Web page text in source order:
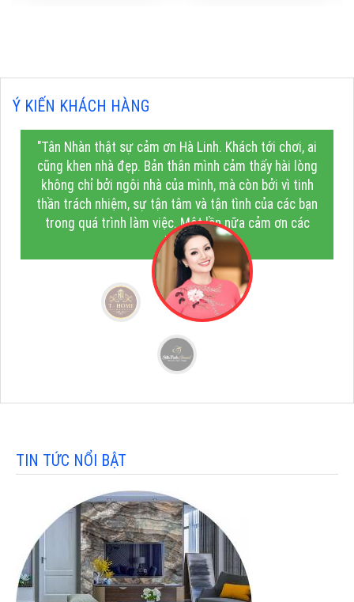
Ý KIẾN KHÁCH HÀNG
"Tân Nhàn thật sự cảm ơn Hà Linh. Khách tới chơi, ai
cũng khen nhà đẹp. Bản thân mình cảm thấy hài lòng
không chỉ bởi ngôi nhà của mình, mà còn bởi vì tinh
thần trách nhiệm, sự tận tâm và tận tình của các bạn
trong quá trình làm việc. Một lần nữa cảm ơn các
bạn!"
TIN TỨC NỔI BẬT